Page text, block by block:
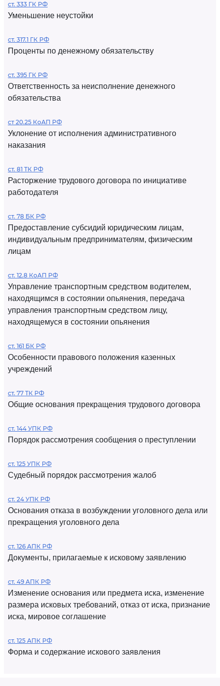
ст. 333 ГК РФ
Уменьшение неустойки
ст. 317.1 ГК РФ
Проценты по денежному обязательству
ст. 395 ГК РФ
Ответственность за неисполнение денежного
обязательства
ст 20.25 КоАП РФ
Уклонение от исполнения административного
наказания
ст. 81 ТК РФ
Расторжение трудового договора по инициативе
работодателя
ст. 78 БК РФ
Предоставление субсидий юридическим лицам,
индивидуальным предпринимателям, физическим
лицам
ст. 12.8 КоАП РФ
Управление транспортным средством водителем,
находящимся в состоянии опьянения, передача
управления транспортным средством лицу,
находящемуся в состоянии опьянения
ст. 161 БК РФ
Особенности правового положения казенных
учреждений
ст. 77 ТК РФ
Общие основания прекращения трудового договора
ст. 144 УПК РФ
Порядок рассмотрения сообщения о преступлении
ст. 125 УПК РФ
Судебный порядок рассмотрения жалоб
ст. 24 УПК РФ
Основания отказа в возбуждении уголовного дела или
прекращения уголовного дела
ст. 126 АПК РФ
Документы, прилагаемые к исковому заявлению
ст. 49 АПК РФ
Изменение основания или предмета иска, изменение
размера исковых требований, отказ от иска, признание
иска, мировое соглашение
ст. 125 АПК РФ
Форма и содержание искового заявления